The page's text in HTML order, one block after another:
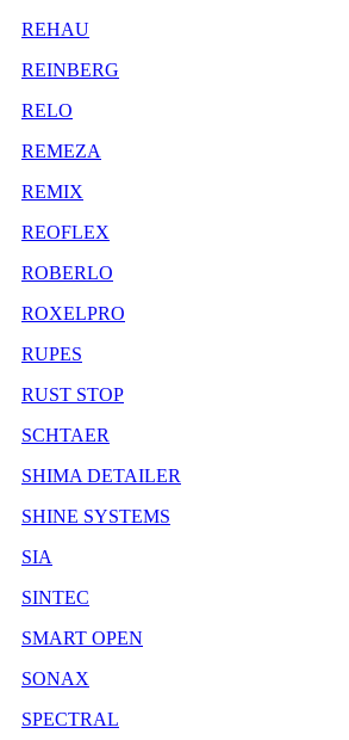
REHAU
REINBERG
RELO
REMEZA
REMIX
REOFLEX
ROBERLO
ROXELPRO
RUPES
RUST STOP
SCHTAER
SHIMA DETAILER
SHINE SYSTEMS
SIA
SINTEC
SMART OPEN
SONAX
SPECTRAL